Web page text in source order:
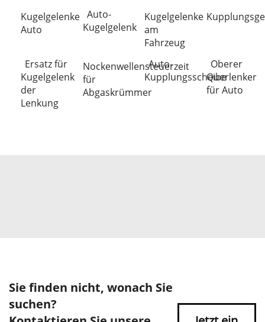
Kugelgelenke
Auto
Auto-
Kugelgelenk
Kugelgelenke
am
Fahrzeug
Ersatz für
Kugelgelenk
der
Lenkung
Nockenwellensteuerzeit
für
Abgaskrümmer
Auto-
Kupplungsscheibe
Oberer
Querlenker
für Auto
Sie finden nicht, wonach Sie
suchen?